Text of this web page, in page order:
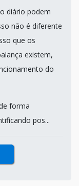
diário podem
não é diferente
que os
existem,
do
forma
pos...